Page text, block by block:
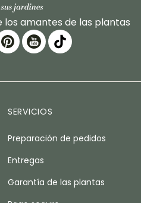
los amantes de las plantas
SERVICIOS
Preparación de pedidos
Entregas
Garantía de las plantas